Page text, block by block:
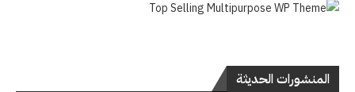
المنشورات الحديثة